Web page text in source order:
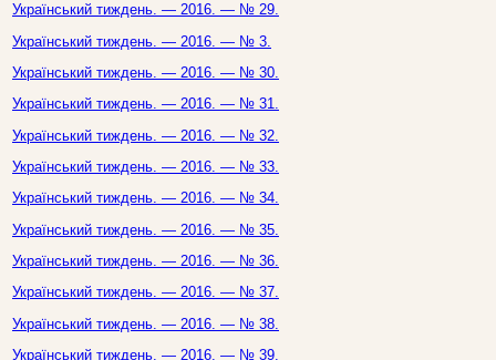
Український тиждень. — 2016. — № 29.
Український тиждень. — 2016. — № 3.
Український тиждень. — 2016. — № 30.
Український тиждень. — 2016. — № 31.
Український тиждень. — 2016. — № 32.
Український тиждень. — 2016. — № 33.
Український тиждень. — 2016. — № 34.
Український тиждень. — 2016. — № 35.
Український тиждень. — 2016. — № 36.
Український тиждень. — 2016. — № 37.
Український тиждень. — 2016. — № 38.
Український тиждень. — 2016. — № 39.